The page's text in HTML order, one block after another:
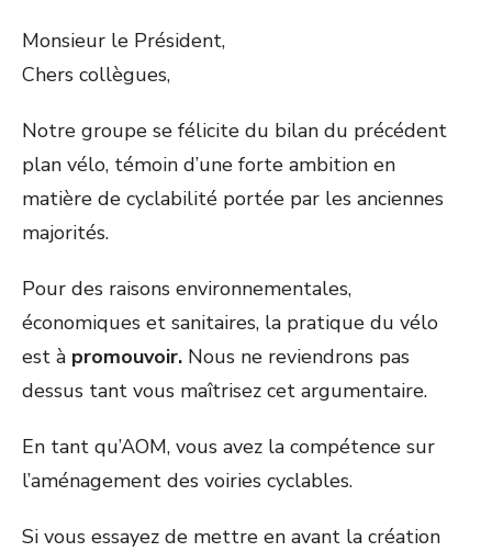
Monsieur le Président,
Chers collègues,
Notre groupe se félicite du bilan du précédent
plan vélo, témoin d’une forte ambition en
matière de cyclabilité portée par les anciennes
majorités.
Pour des raisons environnementales,
économiques et sanitaires, la pratique du vélo
est à promouvoir. Nous ne reviendrons pas
dessus tant vous maîtrisez cet argumentaire.
En tant qu’AOM, vous avez la compétence sur
l’aménagement des voiries cyclables.
Si vous essayez de mettre en avant la création